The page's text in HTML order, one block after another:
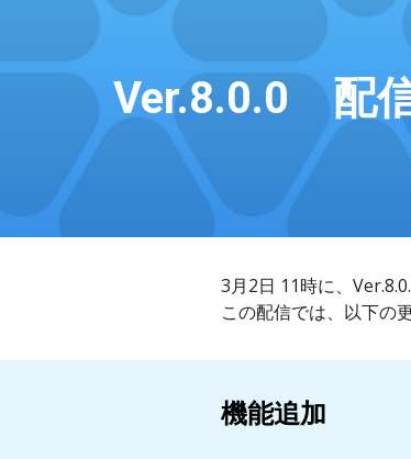
Ver.8.0.0 配
3月2日 11時に、Ver.8
この配信では、以下の
機能追加